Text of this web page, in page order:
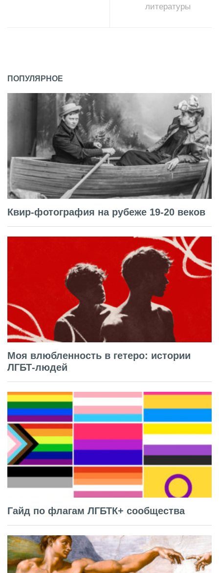
литературы
ПОПУЛЯРНОЕ
Квир-фотография на рубеже 19-20 веков
Моя влюбленность в гетеро: истории
ЛГБТ-людей
Гайд по флагам ЛГБТК+ сообщества